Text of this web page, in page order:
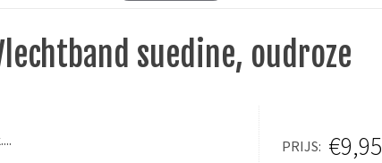
suedine, oudroze
PRIJS €9,95